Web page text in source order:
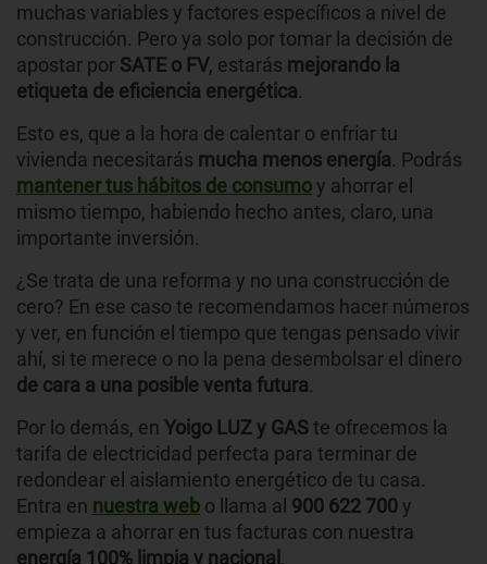
muchas variables y factores específicos a nivel de
construcción. Pero ya solo por tomar la decisión de
apostar por SATE o FV, estarás mejorando la
etiqueta de eficiencia energética.
Esto es, que a la hora de calentar o enfriar tu
vivienda necesitarás mucha menos energía. Podrás
mantener tus hábitos de consumoy ahorrar el
mismo tiempo, habiendo hecho antes, claro, una
importante inversión.
¿Se trata de una reforma y no una construcción de
cero? En ese caso te recomendamos hacer números
y ver, en función el tiempo que tengas pensado vivir
ahí, si te merece o no la pena desembolsar el dinero
de cara a una posible venta futura.
Por lo demás, en Yoigo LUZ y GASte ofrecemos la
tarifa de electricidad perfecta para terminar de
redondear el aislamiento energético de tu casa.
Entra en nuestra web o llama al 900 622 700y
empieza a ahorrar en tus facturas con nuestra
energía 100% limpia y nacional .